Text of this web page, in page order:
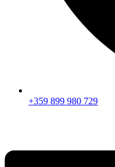
+359 899 980 729